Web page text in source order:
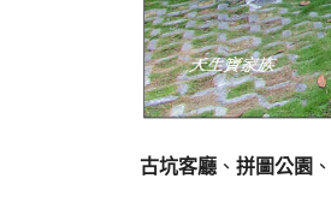
古坑客廳、 拼圖公園 、